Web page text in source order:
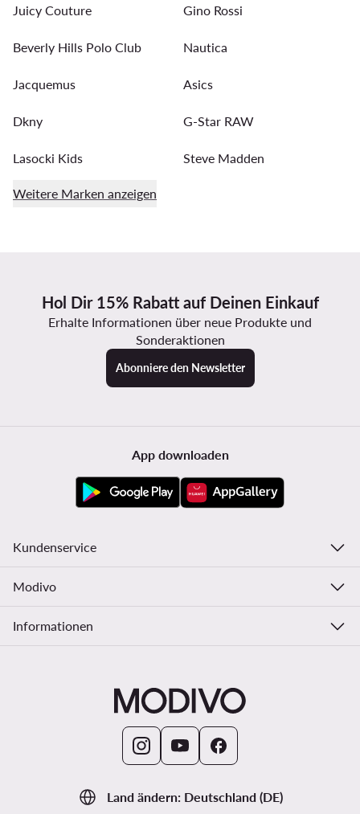
Juicy Couture Gino Rossi
Beverly Hills Polo Club Nautica
Jacquemus Asics
Dkny G-Star RAW
Lasocki Kids Steve Madden
Weitere Marken anzeigen
Hol Dir 15% Rabatt auf Deinen Einkauf
Erhalte Informationen über neue Produkte und
Sonderaktionen
Abonniere den Newsletter
Land ändern: Deutschland (DE)
App downloaden
Kundenservice
Modivo
Informationen